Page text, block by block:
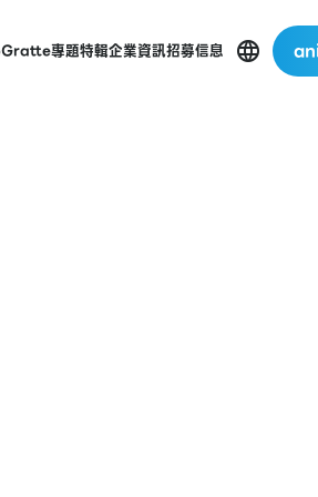
Gratte專題特輯企業資訊招募信息